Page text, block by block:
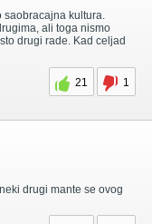
saobracajna kultura.
ali toga nismo
drugi rade. Kad celjad
21
1
drugi mante se ovog